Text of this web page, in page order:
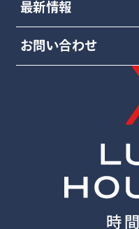
最新情報
お問い合わせ